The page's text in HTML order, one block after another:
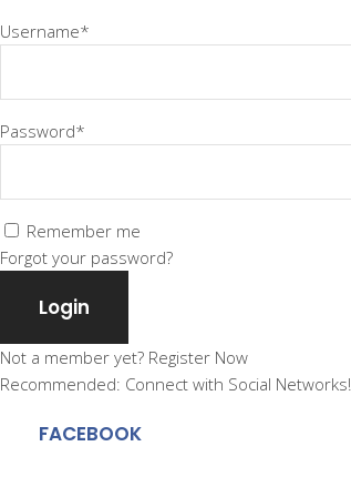
Username*
Password*
Remember me
Forgot your password?
Login
Not a member yet? Register Now
Recommended: Connect with Social Networks!
FACEBOOK